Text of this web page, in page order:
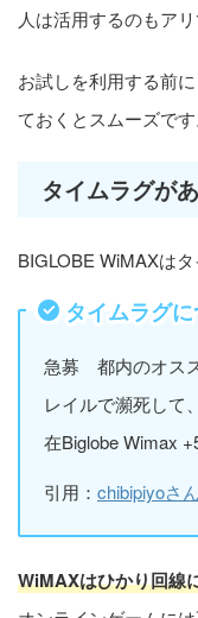
人は活用するのもアリ
お試しを利用する前
ておくとスムーズです
タイムラグが
BIGLOBE WiMAXは
タイムラグ
急募 都内のオス
レイルで瀕死して
在Biglobe Wimax
引用： chibipiyoさ
WiMAXはひかり回線